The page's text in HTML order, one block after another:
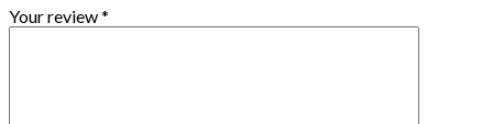
Your review*